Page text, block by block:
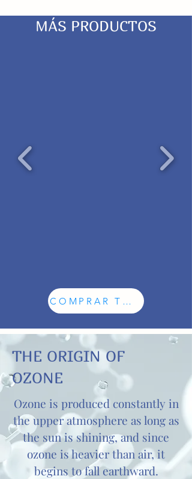
MÁS PRODUCTOS
COMPRAR TODO
THE ORIGIN OF
OZONE
Ozone is produced constantly in
the upper atmosphere as long as
the sun is shining, and since
ozone is heavier than air, it
begins to fall earthward.